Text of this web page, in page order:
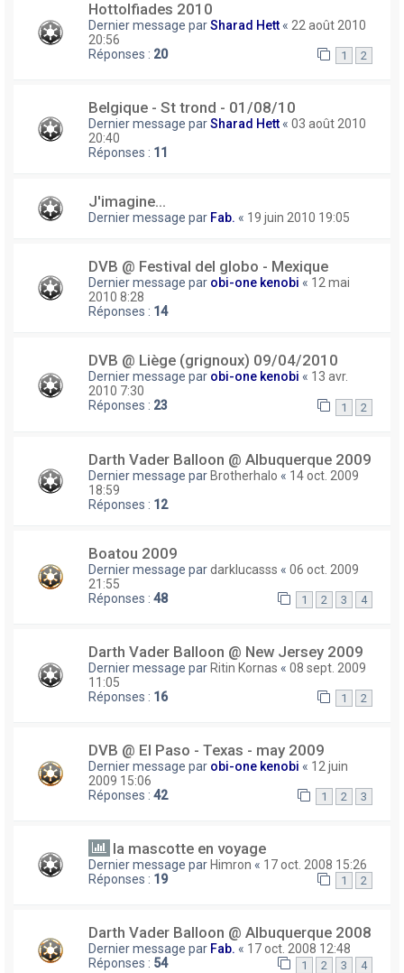
Hottolfiades 2010
Dernier message parSharad Hett « 22 août 2010
20:56
Réponses : 20 1 2
Belgique - St trond - 01/08/10
Dernier message parSharad Hett « 03 août 2010
20:40
Réponses : 11
J'imagine...
Dernier message par Fab. « 19 juin 2010 19:05
DVB @ Festival del globo - Mexique
Dernier message par obi-one kenobi « 12 mai
2010 8:28
Réponses : 14
DVB @ Liège (grignoux) 09/04/2010
Dernier message par obi-one kenobi « 13 avr.
2010 7:30
Réponses : 23 1 2
Darth Vader Balloon @ Albuquerque 2009
Dernier message par Brotherhalo « 14 oct. 2009
18:59
Réponses : 12
Boatou 2009
Dernier message pardarklucasss « 06 oct. 2009
21:55
Réponses : 48 1 2 3 4
Darth Vader Balloon @ New Jersey 2009
Dernier message par Ritin Kornas « 08 sept. 2009
11:05
Réponses : 16 1 2
DVB @ El Paso - Texas - may 2009
Dernier message par obi-one kenobi « 12 juin
2009 15:06
Réponses : 42 1 2 3
la mascotte en voyage
Dernier message par Himron « 17 oct. 2008 15:26
Réponses : 19 1 2
Darth Vader Balloon @ Albuquerque 2008
Dernier message par Fab. « 17 oct. 2008 12:48
Réponses : 54 1 2 3 4